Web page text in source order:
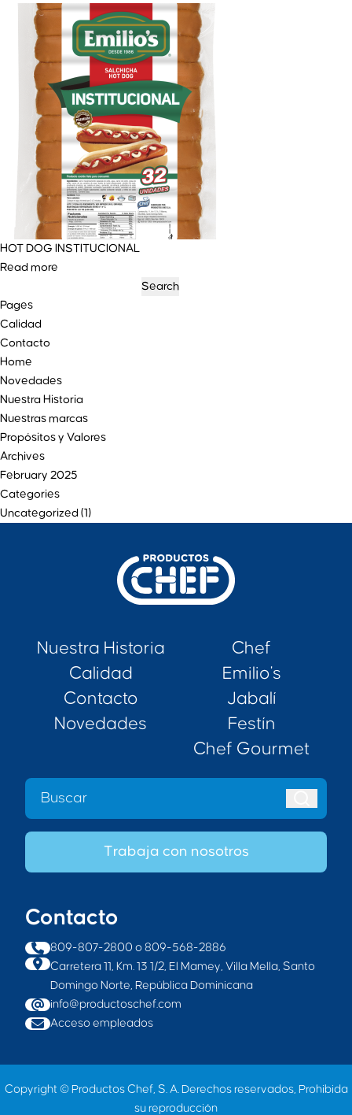
HOT DOG INSTITUCIONAL
Read more
for:
Pages
Calidad
Contacto
Home
Novedades
Nuestra Historia
Nuestras marcas
Propósitos y Valores
Archives
February 2025
Categories
Uncategorized (1)
Nuestra Historia
Calidad
Contacto
Novedades
Chef
Emilio's
Jabalí
Festín
Chef Gourmet
Trabaja con nosotros
Contacto
809-807-2800 o 809-568-2886
Carretera 11, Km. 13 1/2, El Mamey, Villa Mella, Santo
Domingo Norte, República Dominicana
info@productoschef.com
Acceso empleados
Copyright © Productos Chef, S. A. Derechos reservados, Prohibida
su reproducción